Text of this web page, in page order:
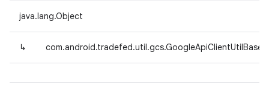
java.lang.Object
↳ com.android.tradefed.util.gcs.GoogleApiClientUtilBase